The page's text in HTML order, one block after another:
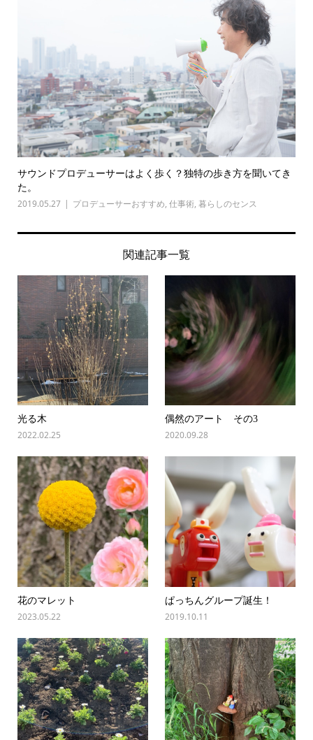
サウンドプロデューサーはよく歩く？独特の歩き方を聞いてき
た。
2019.05.27 プロデューサーおすすめ, 仕事術, 暮らしのセンス
関連記事一覧
光る木
2022.02.25
偶然のアート その3
2020.09.28
花のマレット
2023.05.22
ぱっちんグループ誕生！
2019.10.11